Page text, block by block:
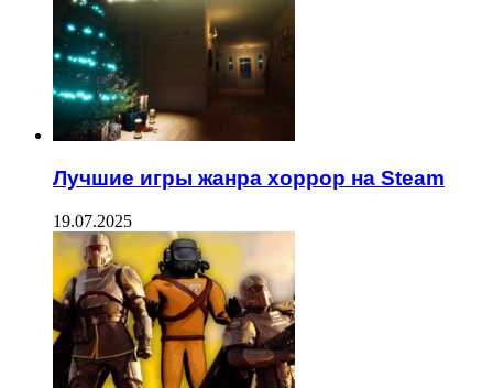
Лучшие игры жанра хоррор на Steam
19.07.2025